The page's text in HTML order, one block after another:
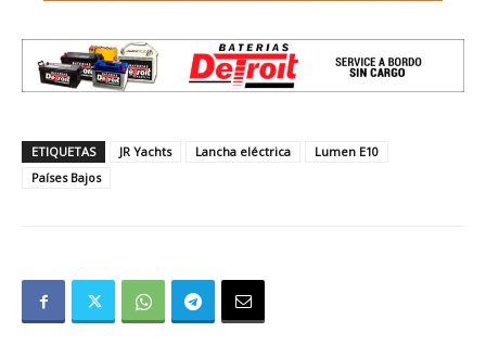
ETIQUETAS JR Yachts Lancha eléctrica
Lumen E10
Países Bajos